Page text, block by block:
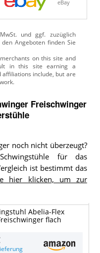
eBay
und ggf. zuzüglich
Angeboten finden Sie
Freischwinger
noch nicht überzeugt?
für das
ist bestimmt das
hier klicken, um zur
Abelia-Flex
flach